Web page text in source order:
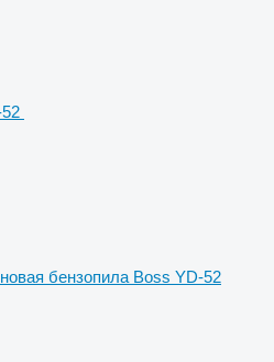
новая бензопила Boss YD-52